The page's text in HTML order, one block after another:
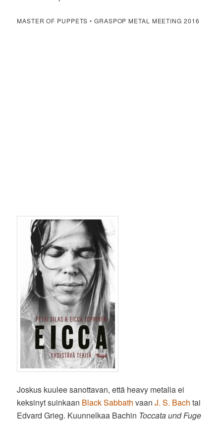
MASTER OF PUPPETS • GRASPOP METAL MEETING 2016
Joskus kuulee sanottavan, että heavy metalia ei
keksinyt suinkaan Black Sabbath vaanJ. S. Bach tai
Edvard Grieg. Kuunnelkaa Bachin Toccata und Fuge